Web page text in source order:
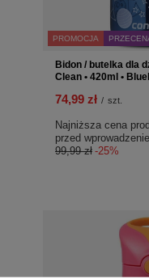
PROMOCJA
Bidon / butelka dla
Clean • 420ml •
74,99 zł / szt.
Najniższa cena
przed
99,99 zł -25%